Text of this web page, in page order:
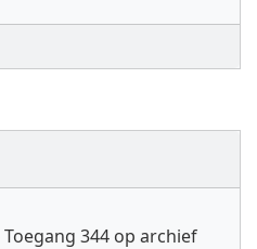
344 op archief